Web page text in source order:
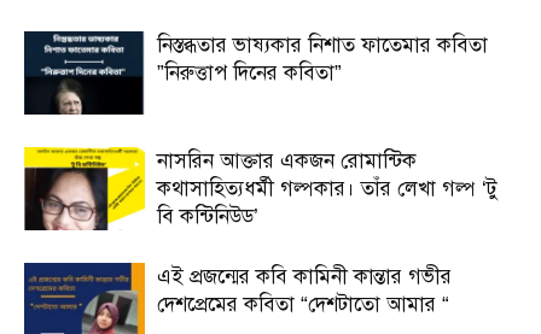
নিস্তব্ধতার ভাষ্যকার নিশাত ফাতেমার কবিতা
”নিরুত্তাপ দিনের কবিতা”
নাসরিন আক্তার একজন রোমান্টিক
কথাসাহিত্যধর্মী গল্পকার। তাঁর লেখা গল্প ‘টু
বি কন্টিনিউড’
এই প্রজন্মের কবি কামিনী কান্তার গভীর
দেশপ্রেমের কবিতা “দেশটাতো আমার “